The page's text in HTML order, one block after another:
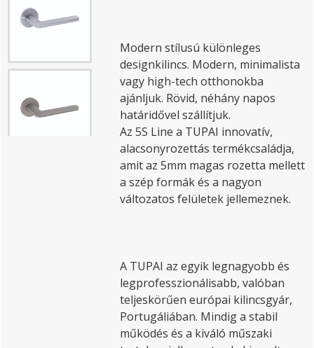
Modern stílusú különleges
designkilincs. Modern, minimalista
vagy high-tech otthonokba
ajánljuk. Rövid, néhány napos
határidővel szállítjuk.
Az 5S Line a TUPAI innovatív,
alacsonyrozettás termékcsaládja,
amit az 5mm magas rozetta mellett
a szép formák és a nagyon
változatos felületek jellemeznek.
A TUPAI az egyik legnagyobb és
legprofesszionálisabb, valóban
teljeskörűen európai kilincsgyár,
Portugáliában. Mindig a stabil
működés és a kiváló műszaki